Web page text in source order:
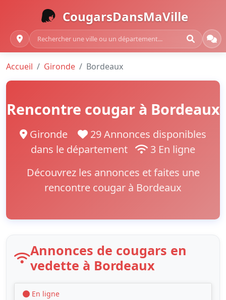
CougarsDansMaVille
Accueil Gironde Bordeaux
Rencontre cougar à Bordeaux
Gironde
29 Annonces disponibles
dans le département
3 En ligne
Découvrez les annonces et faites une
rencontre cougar à Bordeaux
Annonces de cougars en
vedette à Bordeaux
En ligne